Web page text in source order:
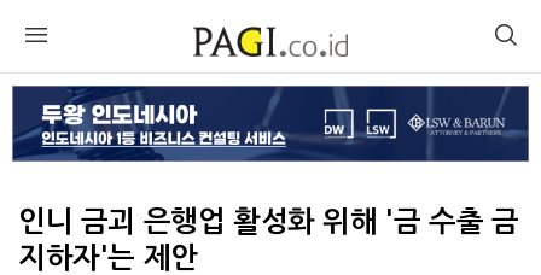
인니 금괴 은행업 활성화 위해 '금 수출 금
지하자'는 제안